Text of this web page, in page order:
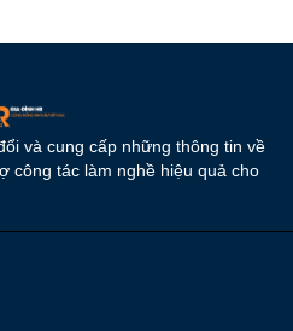
và cung cấp những thông tin về
công tác làm nghề hiệu quả cho